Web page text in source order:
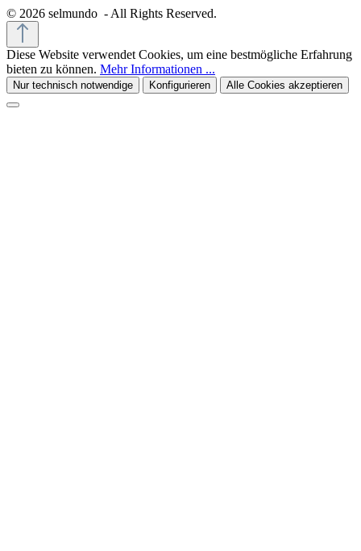
© 2026 selmundo - All Rights Reserved.
Diese Website verwendet Cookies, um eine bestmögliche Erfahrung
bieten zu können. Mehr Informationen ...
Nur technisch notwendige Konfigurieren Alle Cookies akzeptieren